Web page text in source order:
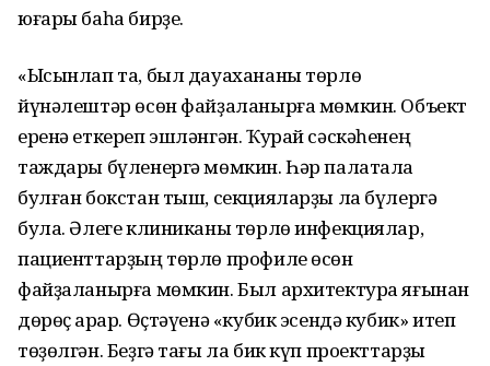
юғары баһа бирҙе.
«Ысынлап та, был дауахананы төрлө
йүнәлештәр өсөн файҙаланырға мөмкин. Объект
еренә еткереп эшләнгән. Ҡурай сәскәһенең
таждары бүленергә мөмкин. Һәр палатала
булған бокстан тыш, секцияларҙы ла бүлергә
була. Әлеге клиниканы төрлө инфекциялар,
пациенттарҙың төрлө профиле өсөн
файҙаланырға мөмкин. Был архитектура яғынан
дөрөҫ ҡарар. Өҫтәүенә «кубик эсендә кубик» итеп
төҙөлгән. Беҙгә тағы ла бик күп проекттарҙы